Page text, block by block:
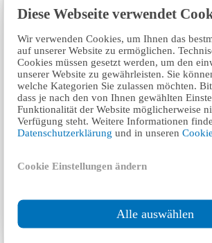
Diese Webseite verwendet
Wir verwenden Cookies, um Ihnen das
auf unserer Website zu ermöglichen.
Cookies müssen gesetzt werden, um den
unserer Website zu gewährleisten. Sie
welche Kategorien Sie zulassen möchten.
dass je nach den von Ihnen gewählten
Funktionalität der Website möglicherweise
Verfügung steht. Weitere Informationen
Datenschutzerklärungund in unseren
Cookie Einstellungen ändern
Alle auswählen
TÜV Rheinland LGA Products